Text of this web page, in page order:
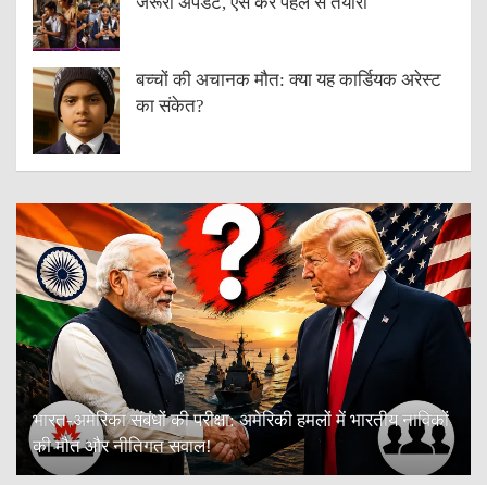
बच्चों की अचानक मौत: क्या यह कार्डियक अरेस्ट
का संकेत?
भारत-अमेरिका संबंधों की परीक्षा: अमेरिकी हमलों में भारतीय नाविकों
की मौत और नीतिगत सवाल!